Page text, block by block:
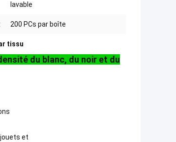
lavable
200 PCs par boîte
tissu
du blanc, du noir et du
et